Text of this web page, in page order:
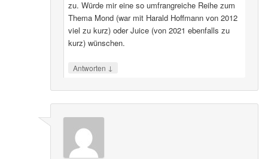
zu. Würde mir eine so umfrangreiche Reihe zum
Thema Mond (war mit Harald Hoffmann von 2012
viel zu kurz) oder Juice (von 2021 ebenfalls zu
kurz) wünschen.
Antworten ↓